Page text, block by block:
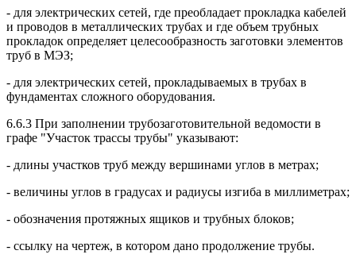
- для электрических сетей, где преобладает прокладка кабелей
и проводов в металлических трубах и где объем трубных
прокладок определяет целесообразность заготовки элементов
труб в МЭЗ;
- для электрических сетей, прокладываемых в трубах в
фундаментах сложного оборудования.
6.6.3 При заполнении трубозаготовительной ведомости в
графе "Участок трассы трубы" указывают:
- длины участков труб между вершинами углов в метрах;
- величины углов в градусах и радиусы изгиба в миллиметрах;
- обозначения протяжных ящиков и трубных блоков;
- ссылку на чертеж, в котором дано продолжение трубы.